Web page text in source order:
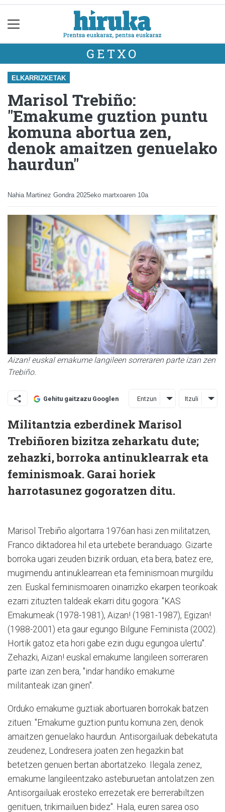
GETXO
ELKARRIZKETAK
Marisol Trebiño:
"Emakume guztion puntu
komuna abortua zen,
denok amaitzen genuelako
haurdun"
Nahia Martinez Gondra 2025eko martxoaren 10a
Aizan! euskal emakume langileen sorreraren parte izan zen
Trebiño.
Gehitu gaitzazu Googlen Entzun Itzuli
Militantzia ezberdinek Marisol
Trebiñoren bizitza zeharkatu dute;
zehazki, borroka antinuklearrak eta
feminismoak. Garai horiek
harrotasunez gogoratzen ditu.
Marisol Trebiño algortarra 1976an hasi zen militatzen,
Franco diktadorea hil eta urtebete beranduago. Gizarte
borroka ugari zeuden bizirik orduan, eta bera, batez ere,
mugimendu antinuklearrean eta feminismoan murgildu
zen. Euskal feminismoaren oinarrizko ekarpen teorikoak
ezarri zituzten taldeak ekarri ditu gogora: "KAS
Emakumeak (1978-1981), Aizan! (1981-1987), Egizan!
(1988-2001) eta gaur egungo Bilgune Feminista (2002).
Hortik gatoz eta hori gabe ezin dugu egungoa ulertu".
Zehazki, Aizan! euskal emakume langileen sorreraren
parte izan zen bera, "indar handiko emakume
militanteak izan ginen".
Orduko emakume guztiak abortuaren borrokak batzen
zituen: "Emakume guztion puntu komuna zen, denok
amaitzen genuelako haurdun. Antisorgailuak debekatuta
zeudenez, Londresera joaten zen hegazkin bat
betetzen genuen bertan abortatzeko. Ilegala zenez,
emakume langileentzako asteburuetan antolatzen zen.
Antisorgailuak erosteko errezetak ere berrerabiltzen
genituen, trikimailuen bidez". Hala, euren sarea oso